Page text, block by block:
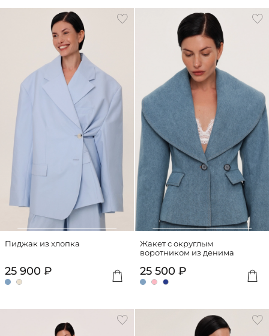
Пиджак из хлопка
25 900 ₽
Жакет с округлым
воротником из денима
25 500 ₽